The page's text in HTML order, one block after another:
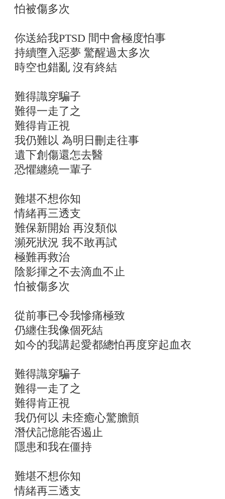
怕被傷多次
你送給我PTSD 間中會極度怕事
持續墮入惡夢 驚醒過太多次
時空也錯亂 沒有終結
難得識穿騙子
難得一走了之
難得肯正視
我仍難以 為明日刪走往事
遺下創傷還怎去醫
恐懼纏繞一輩子
難堪不想你知
情緒再三透支
難保新開始 再沒類似
瀕死狀況 我不敢再試
極難再救治
陰影揮之不去滴血不止
怕被傷多次
從前事已令我慘痛極致
仍纏住我像個死結
如今的我講起愛都總怕再度穿起血衣
難得識穿騙子
難得一走了之
難得肯正視
我仍何以 未痊癒心驚膽顫
潛伏記憶能否遏止
隱患和我在僵持
難堪不想你知
情緒再三透支